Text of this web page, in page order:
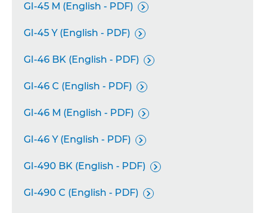
GI-45 M (English - PDF) 
GI-45 Y (English - PDF) 
GI-46 BK (English - PDF) 
GI-46 C (English - PDF) 
GI-46 M (English - PDF) 
GI-46 Y (English - PDF) 
GI-490 BK (English - PDF) 
GI-490 C (English - PDF) 